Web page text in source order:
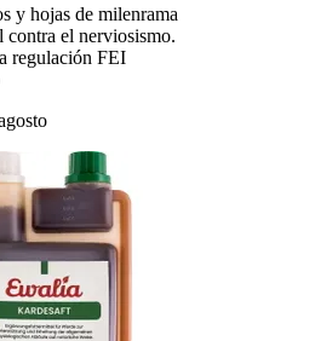
y hojas de milenrama
contra el nerviosismo.
regulación FEI